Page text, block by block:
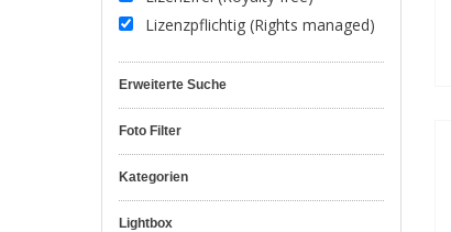
Lizenzpflichtig (Rights managed)
Erweiterte Suche
Foto Filter
Kategorien
Lightbox